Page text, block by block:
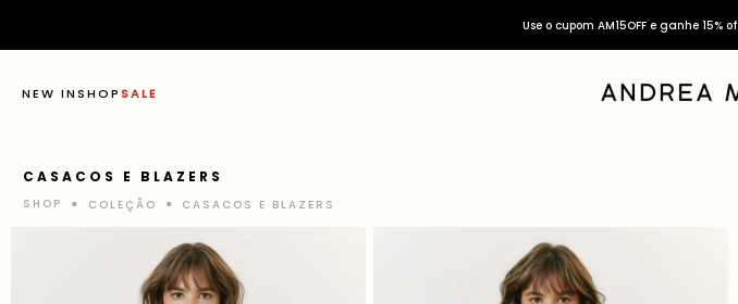
Use o cupom AM15OFF e ganhe
NEW INSHOPSALE
CASACOS E BLAZERS
COLEÇÃO CASACOS E BLAZERS